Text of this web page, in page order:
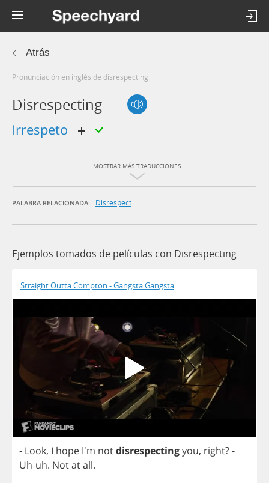
Atrás
Pronunciación en inglés de disrespecting
Disrespecting
irrespeto
MOSTRAR MÁS TRADUCCIONES
PALABRA RELACIONADA: Disrespect
Ejemplos tomados de películas con Disrespecting
Straight Outta Compton - Gangsta Gangsta
- Look, I hope I'm notdisrespectingyou, right?-
Uh-uh. Notatall.